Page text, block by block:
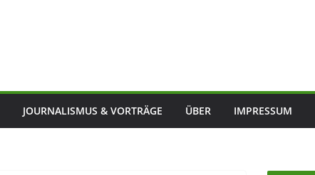
JOURNALISMUS & VORTRÄGE ÜBER IMPRESSUM